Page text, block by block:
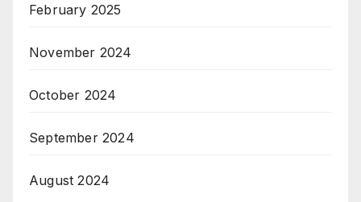
February 2025
November 2024
October 2024
September 2024
August 2024